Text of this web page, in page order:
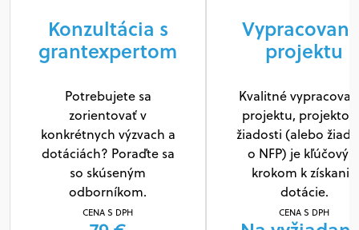
Konzultácia s
grantexpertom
Potrebujete sa
zorientovať v
konkrétnych výzvach a
dotáciách? Poraďte sa
so skúseným
odborníkom.
CENA S DPH
projektu
Kvalitné
projektu,
žiadosti (alebo
o NFP) je
krokom k získaniu
dotácie.
CENA S DPH